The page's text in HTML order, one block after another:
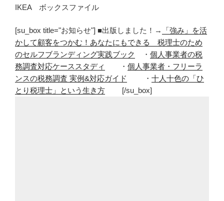
IKEA ボックスファイル
[su_box title="お知らせ"] ■出版しました！→
「強み」を活
かして顧客をつかむ！あなたにもできる 税理士のため
のセルフブランディング実践ブック
・ 個人事業者の税
務調査対応ケーススタディ
・ 個人事業者・フリーラ
ンスの税務調査 実例&対応ガイド
・ 十人十色の「ひ
とり税理士」という生き方 [/su_box]